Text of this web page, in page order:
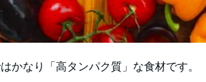
かなり「高タンパク質」な食材です。